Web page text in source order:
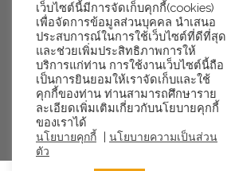
Ice Cream Cup/Tub
เว็บไซต์นี้มีการจัดเก็บคุกกี้(cookies)
เพื่อจัดการข้อมูลส่วนบุคคล นำเสนอ
ประสบการณ์ในการใช้เว็บไซต์ที่ดีที่สุด
และช่วยเพิ่มประสิทธิภาพการให้
บริการแก่ท่าน การใช้งานเว็บไซต์นี้ถือ
เป็นการยินยอมให้เราจัดเก็บและใช้
คุกกี้ของท่าน ท่านสามารถศึกษาราย
ละเอียดเพิ่มเติมเกี่ยวกับนโยบายคุกกี้
ของเราได้
นโยบายคุกกี้ | นโยบายความเป็นส่วน
ตัว